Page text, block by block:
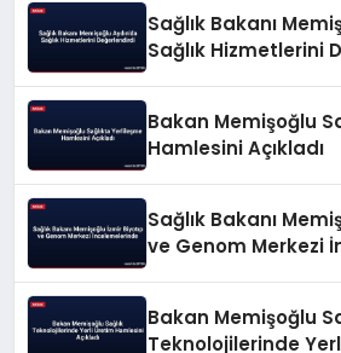
Sağlık Bakanı
Sağlık Hizmetlerini
Bakan Memişoğlu
Hamlesini Açıkladı
Sağlık Bakanı
ve Genom Merkezi
Bakan Memişoğlu
Teknolojilerinde